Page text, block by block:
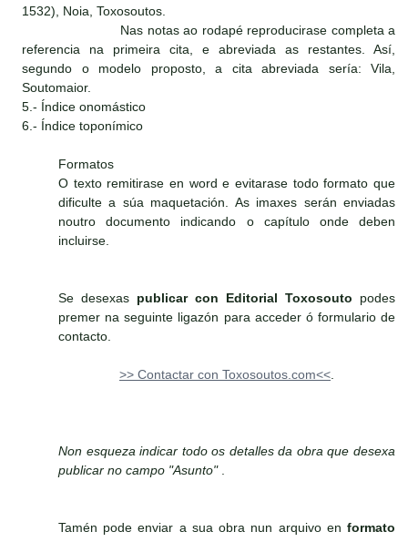
1532), Noia, Toxosoutos.
Nas notas ao rodapé reproducirase completa a
referencia na primeira cita, e abreviada as restantes. Así,
segundo o modelo proposto, a cita abreviada sería: Vila,
Soutomaior.
5.- Índice onomástico
6.- Índice toponímico
Formatos
O texto remitirase en word e evitarase todo formato que
dificulte a súa maquetación. As imaxes serán enviadas
noutro documento indicando o capítulo onde deben
incluirse.
Se desexas publicar con Editorial Toxosouto podes
premer na seguinte ligazón para acceder ó formulario de
contacto.
>> Contactar con Toxosoutos.com<<
Non esqueza indicar todo os detalles da obra que desexa
publicar no campo "Asunto"
Tamén pode enviar a sua obra nun arquivo en formato